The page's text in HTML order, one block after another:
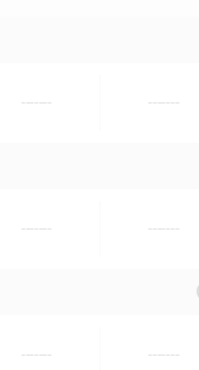
-------
-------
-------
-------
-------
-------